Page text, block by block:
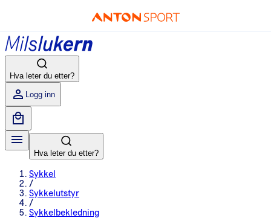
Hva leter du etter?
Logg inn
Hva leter du etter?
Sykkel
/
Sykkelutstyr
/
Sykkelbekledning